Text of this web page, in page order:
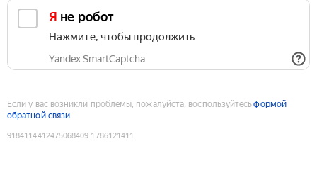
Я не робот
Нажмите, чтобы продолжить
Yandex SmartCaptcha
Если у вас возникли проблемы, пожалуйста, воспользуйтесьформой
обратной связи
9184114412475068409:1786121411